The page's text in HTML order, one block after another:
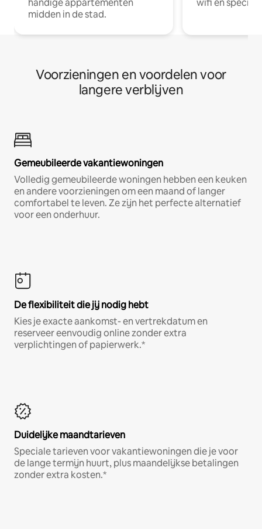
handige appartementen
midden in de stad.
wifi en
Voorzieningen en voordelen voor
langere verblijven
Gemeubileerde vakantiewoningen
Volledig gemeubileerde woningen hebben een keuken
en andere voorzieningen om een maand of langer
comfortabel te leven. Ze zijn het perfecte alternatief
voor een onderhuur.
De flexibiliteit die jij nodig hebt
Kies je exacte aankomst- en vertrekdatum en
reserveer eenvoudig online zonder extra
verplichtingen of papierwerk.*
Duidelijke maandtarieven
Speciale tarieven voor vakantiewoningen die je voor
de lange termijn huurt, plus maandelijkse betalingen
zonder extra kosten.*